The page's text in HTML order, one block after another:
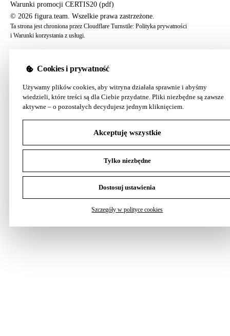
Warunki promocji CERTIS20 (pdf)
© 2026 figura.team. Wszelkie prawa zastrzeżone.
Ta strona jest chroniona przez Cloudflare Turnstile: Polityka prywatności
i Warunki korzystania z usługi.
Cookies i prywatność
Używamy plików cookies, aby witryna działała sprawnie i abyśmy
wiedzieli, które treści są dla Ciebie przydatne. Pliki niezbędne są zawsze
aktywne – o pozostałych decydujesz jednym kliknięciem.
Akceptuję wszystkie
Tylko niezbędne
Dostosuj ustawienia
Szczegóły w polityce cookies